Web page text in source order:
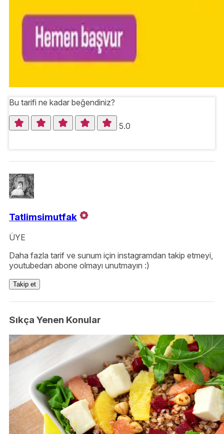
Bu tarifi ne kadar beğendiniz?
5.0
Tatlimsimutfak
ÜYE
Daha fazla tarif ve sunum için instagramdan takip etmeyi,
youtubedan abone olmayı unutmayın :)
Takip et
Sıkça Yenen Konular